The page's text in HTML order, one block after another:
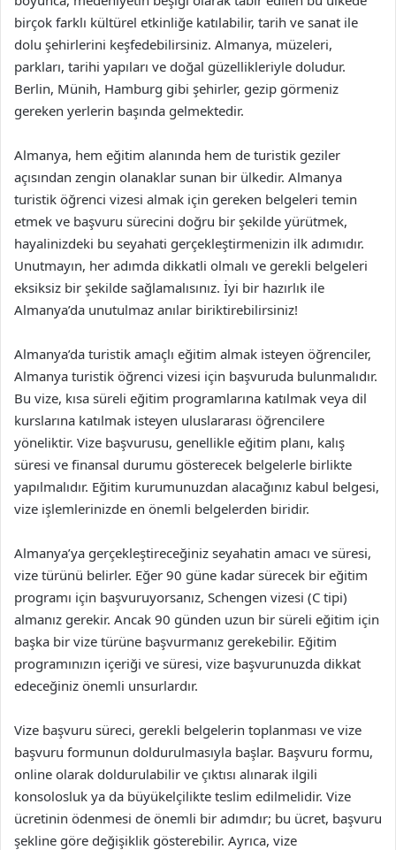
birçok farklı kültürel etkinliğe katılabilir, tarih ve sanat ile
dolu şehirlerini keşfedebilirsiniz. Almanya, müzeleri,
parkları, tarihi yapıları ve doğal güzellikleriyle doludur.
Berlin, Münih, Hamburg gibi şehirler, gezip görmeniz
gereken yerlerin başında gelmektedir.
Almanya, hem eğitim alanında hem de turistik geziler
açısından zengin olanaklar sunan bir ülkedir. Almanya
turistik öğrenci vizesi almak için gereken belgeleri temin
etmek ve başvuru sürecini doğru bir şekilde yürütmek,
hayalinizdeki bu seyahati gerçekleştirmenizin ilk adımıdır.
Unutmayın, her adımda dikkatli olmalı ve gerekli belgeleri
eksiksiz bir şekilde sağlamalısınız. İyi bir hazırlık ile
Almanya’da unutulmaz anılar biriktirebilirsiniz!
Almanya’da turistik amaçlı eğitim almak isteyen öğrenciler,
Almanya turistik öğrenci vizesi için başvuruda bulunmalıdır.
Bu vize, kısa süreli eğitim programlarına katılmak veya dil
kurslarına katılmak isteyen uluslararası öğrencilere
yöneliktir. Vize başvurusu, genellikle eğitim planı, kalış
süresi ve finansal durumu gösterecek belgelerle birlikte
yapılmalıdır. Eğitim kurumunuzdan alacağınız kabul belgesi,
vize işlemlerinizde en önemli belgelerden biridir.
Almanya’ya gerçekleştireceğiniz seyahatin amacı ve süresi,
vize türünü belirler. Eğer 90 güne kadar sürecek bir eğitim
programı için başvuruyorsanız, Schengen vizesi (C tipi)
almanız gerekir. Ancak 90 günden uzun bir süreli eğitim için
başka bir vize türüne başvurmanız gerekebilir. Eğitim
programınızın içeriği ve süresi, vize başvurunuzda dikkat
edeceğiniz önemli unsurlardır.
Vize başvuru süreci, gerekli belgelerin toplanması ve vize
başvuru formunun doldurulmasıyla başlar. Başvuru formu,
online olarak doldurulabilir ve çıktısı alınarak ilgili
konsolosluk ya da büyükelçilikte teslim edilmelidir. Vize
ücretinin ödenmesi de önemli bir adımdır; bu ücret, başvuru
şekline göre değişiklik gösterebilir. Ayrıca, vize